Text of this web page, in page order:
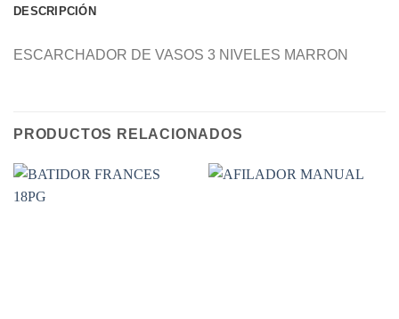
DESCRIPCIÓN
ESCARCHADOR DE VASOS 3 NIVELES MARRON
PRODUCTOS RELACIONADOS